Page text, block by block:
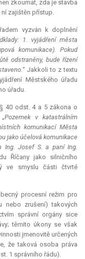
zkoumat, zda je stavba
zajištěn přístup.
vyzván k doplnění
1. vyjádření města
komunikace). Pokud
odstraněny, bude řízení
“ Jakkoli to z textu
Městského úřadu
úřadu.
40 odst. 4 a 5 zákona o
Pozemek v katastrálním
komunikací Města
jako účelová komunikace
Ing. Josef S. a paní Ing.
Říčany jako silničního
ve smyslu části čtvrté
procesní režim pro
nebo zrušení) takových
správní orgány sice
těmito úkony se však
jmenovitě určených
že taková osoba práva
1 správního řádu).